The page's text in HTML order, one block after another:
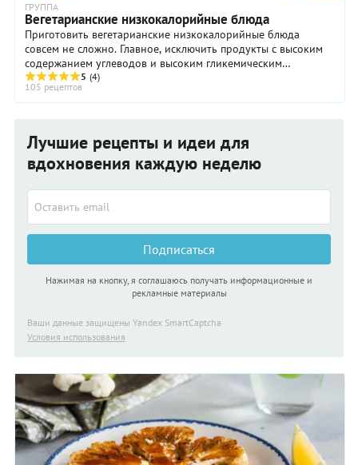
ГРУППА
Вегетарианские низкокалорийные блюда
Приготовить вегетарианские низкокалорийные блюда
совсем не сложно. Главное, исключить продукты с высоким
содержанием углеводов и высоким гликемическим
индексом. И если с первыми все более или менее ясно – это
картофель, бобовые, очищенный рис и мучные продукты, то
со вторым несколько сложнее. Вполне безобидные и даже
после приготовления растрачивают весь свой диетический
потенциал. Дело в том, что в результате термической
обработки в них повышается
5 (4)
105 рецептов
Лучшие рецепты и идеи для
вдохновения каждую неделю
Подписаться
Нажимая на кнопку, я соглашаюсь получать информационные и
рекламные материалы
Ваши данные защищены Yandex SmartCaptcha
Условия использования